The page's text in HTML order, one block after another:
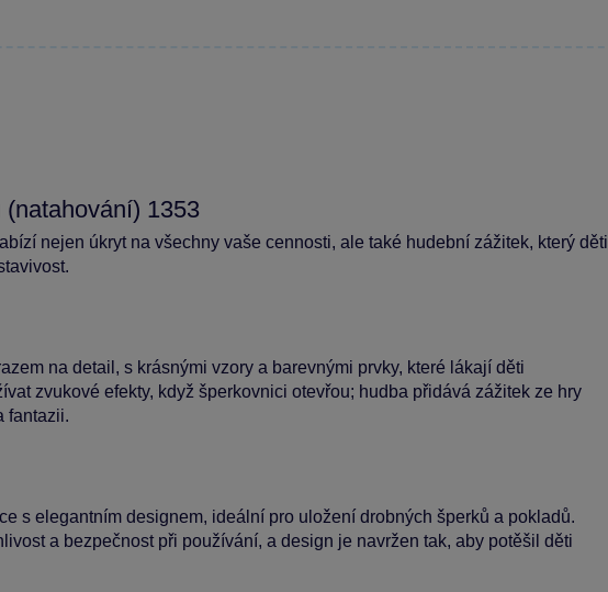
1353
nejen úkryt na všechny vaše cennosti, ale také hudební zážitek, který děti
na detail, s krásnými vzory a barevnými prvky, které lákají děti
zvukové efekty, když šperkovnici otevřou; hudba přidává zážitek ze hry
fantazii.
s elegantním designem, ideální pro uložení drobných šperků a pokladů.
a bezpečnost při používání, a design je navržen tak, aby potěšil děti